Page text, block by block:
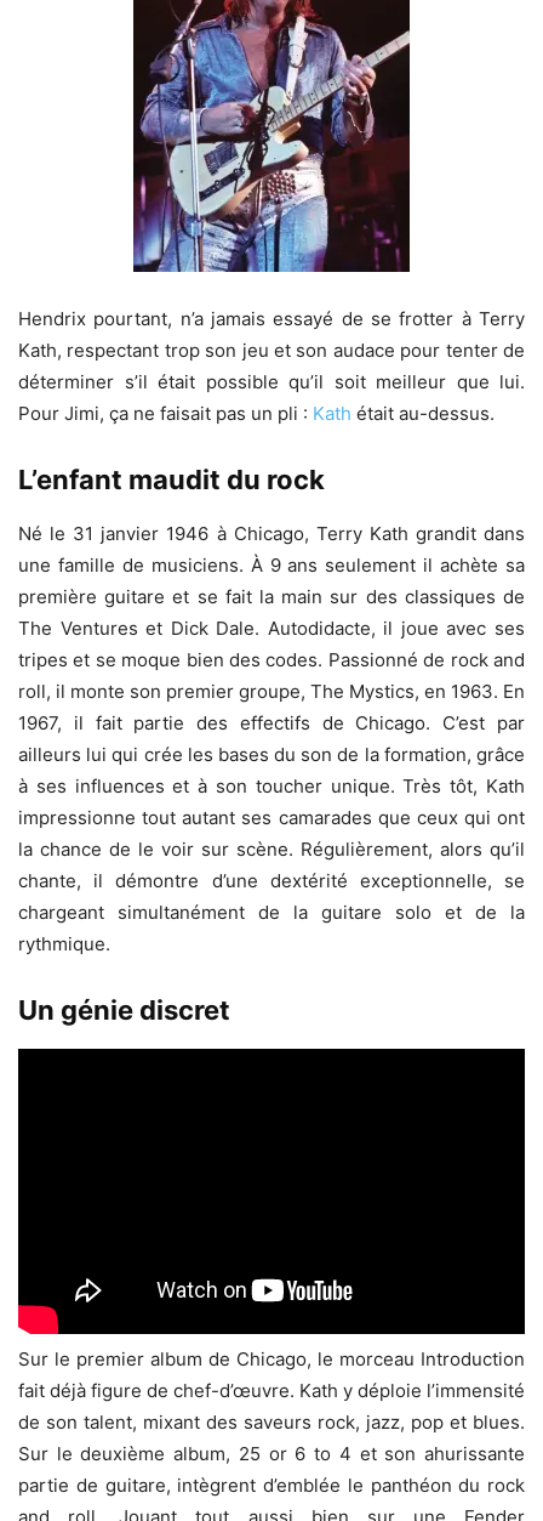
Hendrix pourtant, n’a jamais essayé de se frotter à Terry
Kath, respectant trop son jeu et son audace pour tenter de
déterminer s’il était possible qu’il soit meilleur que lui.
Pour Jimi, ça ne faisait pas un pli : Kath était au-dessus.
L’enfant maudit du rock
Né le 31 janvier 1946 à Chicago, Terry Kath grandit dans
une famille de musiciens. À 9 ans seulement il achète sa
première guitare et se fait la main sur des classiques de
The Ventures et Dick Dale. Autodidacte, il joue avec ses
tripes et se moque bien des codes. Passionné de rock and
roll, il monte son premier groupe, The Mystics, en 1963. En
1967, il fait partie des effectifs de Chicago. C’est par
ailleurs lui qui crée les bases du son de la formation, grâce
à ses influences et à son toucher unique. Très tôt, Kath
impressionne tout autant ses camarades que ceux qui ont
la chance de le voir sur scène. Régulièrement, alors qu’il
chante, il démontre d’une dextérité exceptionnelle, se
chargeant simultanément de la guitare solo et de la
rythmique.
Un génie discret
Sur le premier album de Chicago, le morceau Introduction
fait déjà figure de chef-d’œuvre. Kath y déploie l’immensité
de son talent, mixant des saveurs rock, jazz, pop et blues.
Sur le deuxième album, 25 or 6 to 4 et son ahurissante
partie de guitare, intègrent d’emblée le panthéon du rock